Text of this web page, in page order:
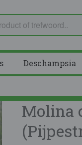
Deschampsia
Molina